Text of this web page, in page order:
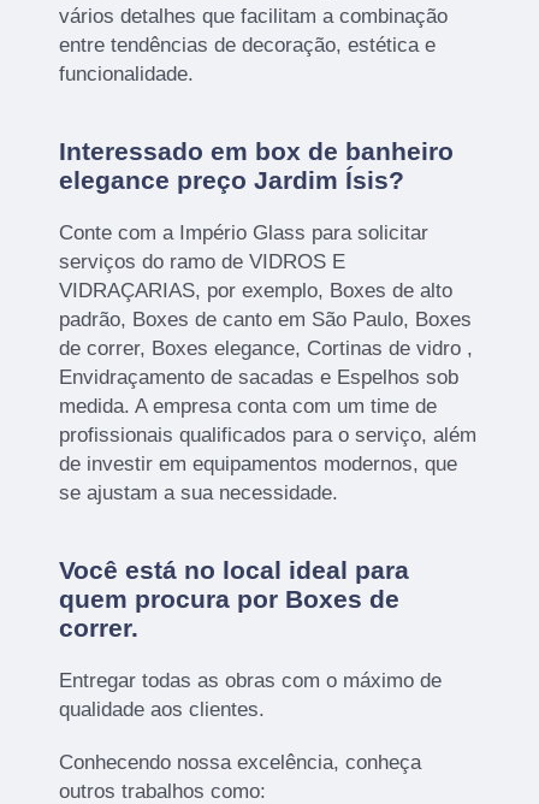
vários detalhes que facilitam a combinação
entre tendências de decoração, estética e
funcionalidade.
Interessado em box de banheiro
elegance preço Jardim Ísis?
Conte com a Império Glass para solicitar
serviços do ramo de VIDROS E
VIDRAÇARIAS, por exemplo, Boxes de alto
padrão, Boxes de canto em São Paulo, Boxes
de correr, Boxes elegance, Cortinas de vidro ,
Envidraçamento de sacadas e Espelhos sob
medida. A empresa conta com um time de
profissionais qualificados para o serviço, além
de investir em equipamentos modernos, que
se ajustam a sua necessidade.
Você está no local ideal para
quem procura por Boxes de
correr.
Entregar todas as obras com o máximo de
qualidade aos clientes.
Conhecendo nossa excelência, conheça
outros trabalhos como: